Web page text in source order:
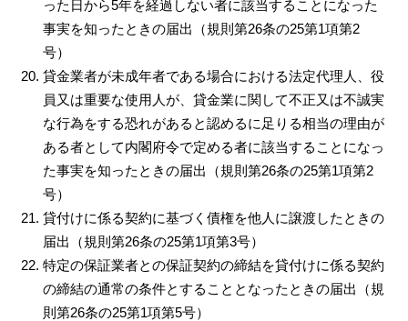
った日から5年を経過しない者に該当することになった
事実を知ったときの届出（規則第26条の25第1項第2
号）
貸金業者が未成年者である場合における法定代理人、役
員又は重要な使用人が、貸金業に関して不正又は不誠実
な行為をする恐れがあると認めるに足りる相当の理由が
ある者として内閣府令で定める者に該当することになっ
た事実を知ったときの届出（規則第26条の25第1項第2
号）
貸付けに係る契約に基づく債権を他人に譲渡したときの
届出（規則第26条の25第1項第3号）
特定の保証業者との保証契約の締結を貸付けに係る契約
の締結の通常の条件とすることとなったときの届出（規
則第26条の25第1項第5号）